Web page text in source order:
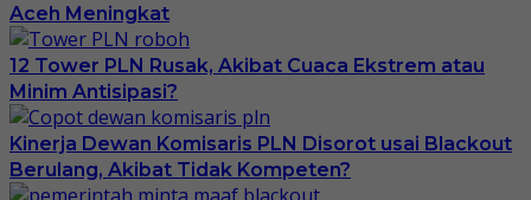
Aceh Meningkat
12 Tower PLN Rusak, Akibat Cuaca Ekstrem atau
Minim Antisipasi?
Kinerja Dewan Komisaris PLN Disorot usai Blackout
Berulang, Akibat Tidak Kompeten?